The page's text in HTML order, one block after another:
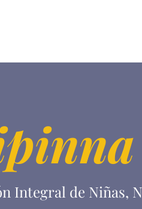
Integral de Niñas,